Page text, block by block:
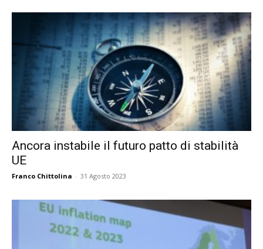
Ancora instabile il futuro patto di stabilità
UE
Franco Chittolina - 31 Agosto 2023